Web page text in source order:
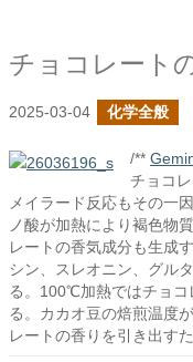
チョコレート
2025-03-04 化学全般
/**
チョコ
メイラード反応もその一
ノ酸が加熱により褐色物
レートの香気成分も生成
シン、スレオニン、グル
る。100℃加熱ではチョ
る。カカオ豆の焙煎温度
レートの香りを引き出す